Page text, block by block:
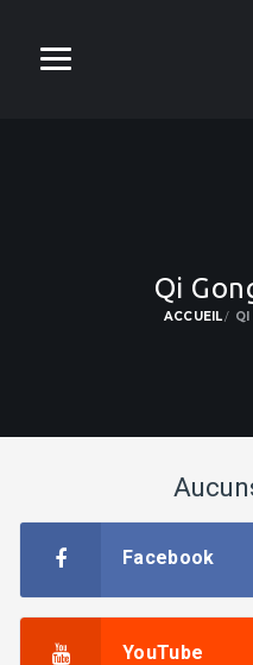
Qi
ACCUEIL QI
Facebook
YouTube